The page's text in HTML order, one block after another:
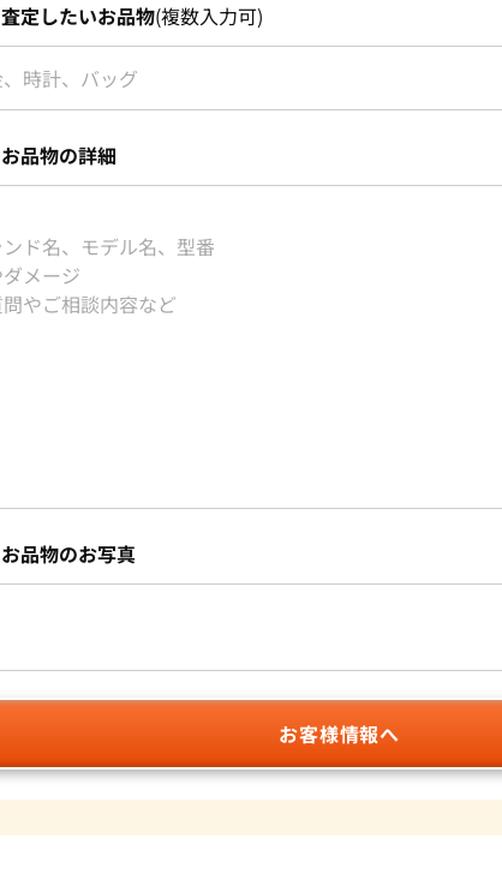
査定したいお品物(複数入力可)
お品物の詳細
お品物のお写真
お客様情報へ